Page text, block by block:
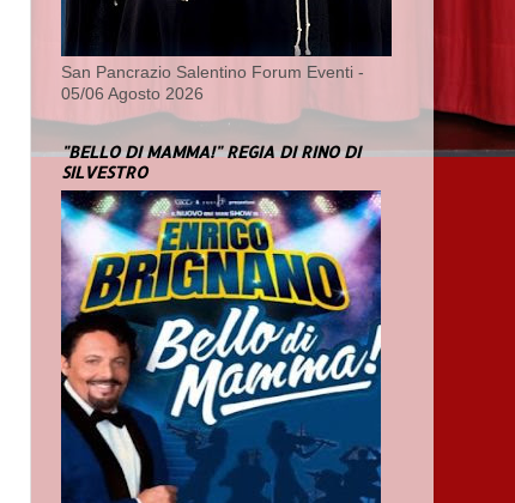
San Pancrazio Salentino Forum Eventi -
05/06 Agosto 2026
"BELLO DI MAMMA!" REGIA DI RINO DI
SILVESTRO